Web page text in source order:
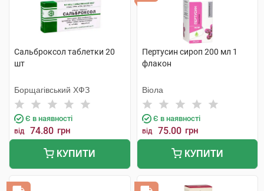
Сальброксол таблетки 20
шт
Борщагівський ХФЗ
Є в наявності
від 74.80 грн
КУПИТИ
Пертусин сироп 200 мл 1
флакон
Віола
Є в наявності
від 75.00 грн
КУПИТИ